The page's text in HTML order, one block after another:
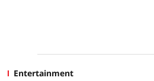
Entertainment